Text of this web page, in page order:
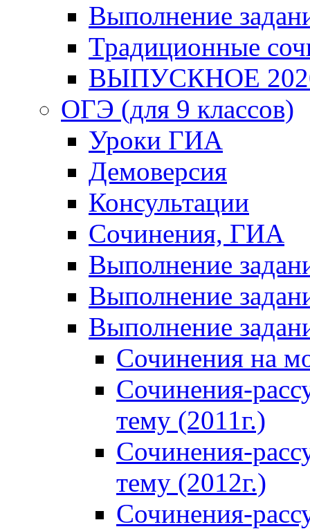
Выполнение
Традиционные
ВЫПУСКНОЕ
ОГЭ (для 9 классов)
Уроки ГИА
Демоверсия
Консультации
Сочинения, ГИА
Выполнение
Выполнение
Выполнение
Сочинения на
Сочинения-
тему (2011г.)
Сочинения-
тему (2012г.)
Сочинения-